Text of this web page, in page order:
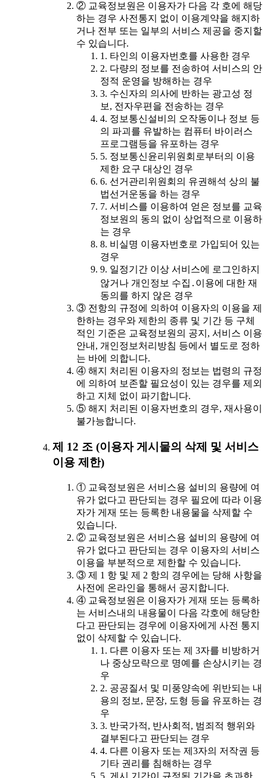
② 교육정보원은 이용자가 다음 각 호에 해당
하는 경우 사전통지 없이 이용계약을 해지하
거나 전부 또는 일부의 서비스 제공을 중지할
수 있습니다.
1. 타인의 이용자번호를 사용한 경우
2. 다량의 정보를 전송하여 서비스의 안
정적 운영을 방해하는 경우
3. 수신자의 의사에 반하는 광고성 정
보, 전자우편을 전송하는 경우
4. 정보통신설비의 오작동이나 정보 등
의 파괴를 유발하는 컴퓨터 바이러스
프로그램등을 유포하는 경우
5. 정보통신윤리위원회로부터의 이용
제한 요구 대상인 경우
6. 선거관리위원회의 유권해석 상의 불
법선거운동을 하는 경우
7. 서비스를 이용하여 얻은 정보를 교육
정보원의 동의 없이 상업적으로 이용하
는 경우
8. 비실명 이용자번호로 가입되어 있는
경우
9. 일정기간 이상 서비스에 로그인하지
않거나 개인정보 수집․이용에 대한 재
동의를 하지 않은 경우
③ 전항의 규정에 의하여 이용자의 이용을 제
한하는 경우와 제한의 종류 및 기간 등 구체
적인 기준은 교육정보원의 공지, 서비스 이용
안내, 개인정보처리방침 등에서 별도로 정하
는 바에 의합니다.
④ 해지 처리된 이용자의 정보는 법령의 규정
에 의하여 보존할 필요성이 있는 경우를 제외
하고 지체 없이 파기합니다.
⑤ 해지 처리된 이용자번호의 경우, 재사용이
불가능합니다.
제 12 조 (이용자 게시물의 삭제 및 서비스
이용 제한)
① 교육정보원은 서비스용 설비의 용량에 여
유가 없다고 판단되는 경우 필요에 따라 이용
자가 게재 또는 등록한 내용물을 삭제할 수
있습니다.
② 교육정보원은 서비스용 설비의 용량에 여
유가 없다고 판단되는 경우 이용자의 서비스
이용을 부분적으로 제한할 수 있습니다.
③ 제 1 항 및 제 2 항의 경우에는 당해 사항을
사전에 온라인을 통해서 공지합니다.
④ 교육정보원은 이용자가 게재 또는 등록하
는 서비스내의 내용물이 다음 각호에 해당한
다고 판단되는 경우에 이용자에게 사전 통지
없이 삭제할 수 있습니다.
1. 다른 이용자 또는 제 3자를 비방하거
나 중상모략으로 명예를 손상시키는 경
우
2. 공공질서 및 미풍양속에 위반되는 내
용의 정보, 문장, 도형 등을 유포하는 경
우
3. 반국가적, 반사회적, 범죄적 행위와
결부된다고 판단되는 경우
4. 다른 이용자 또는 제3자의 저작권 등
기타 권리를 침해하는 경우
5. 게시 기간이 규정된 기간을 초과한